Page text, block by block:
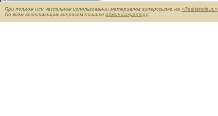
При полном или частичном использовании материалов гиперссылка на «Reshetoria.ru»
По всем возникающим вопросам пишите администратору.